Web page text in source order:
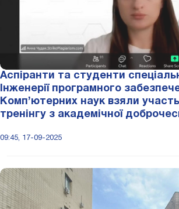
Аспіранти та студенти
Інженерії програмного
Комп’ютерних наук взяли
тренінгу з академічної
09:45, 17-09-2025